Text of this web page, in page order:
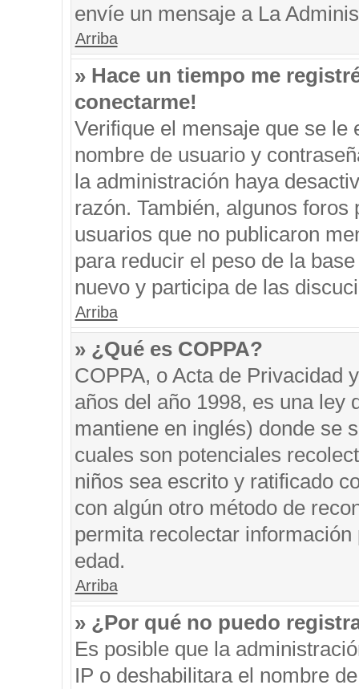
envíe un mensaje a La
Arriba
» Hace un tiempo me
conectarme!
Verifique el mensaje que se
nombre de usuario y
la administración haya
razón. También, algunos
usuarios que no publicaron
para reducir el peso de la
nuevo y participa de las
Arriba
» ¿Qué es COPPA?
COPPA, o Acta de Privacidad
años del año 1998, es una ley
mantiene en inglés) donde se
cuales son potenciales
niños sea escrito y ratificado
con algún otro método de
permita recolectar
edad.
Arriba
» ¿Por qué no puedo
Es posible que la
IP o deshabilitara el nombre